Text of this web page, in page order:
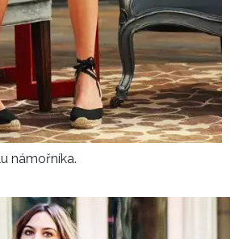
námořníka.